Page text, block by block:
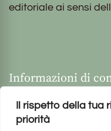
Il rispetto della tua
priorità
editoriale ai sensi
Informazioni di